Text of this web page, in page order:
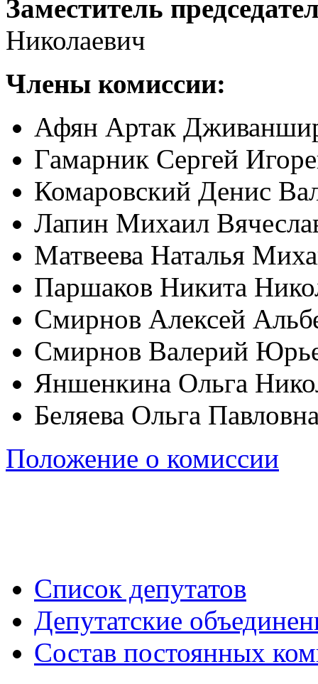
Заместитель
Николаевич
Члены комиссии:
Афян Артак
Гамарник Сергей
Комаровский Денис
Лапин Михаил
Матвеева Наталья
Паршаков Никита
Смирнов Алексей
Смирнов Валерий
Яншенкина Ольга
Беляева Ольга
Положение о комиссии
Список депутатов
Депутатские
Состав постоянных